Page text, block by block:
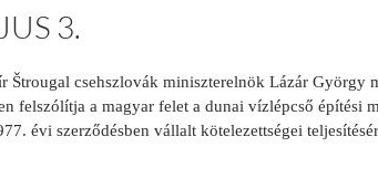
3.
Štrougal csehszlovák miniszterelnök Lázár György
felszólítja a magyar felet a dunai vízlépcső építési
évi szerződésben vállalt kötelezettségei